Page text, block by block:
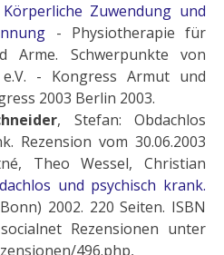
Körperliche Zuwendung und
- Physiotherapie für
Arme. Schwerpunkte von
- Kongress Armut und
2003 Berlin 2003.
, Stefan: Obdachlos
Rezension vom 30.06.2003
Theo Wessel, Christian
und psychisch krank.
2002. 220 Seiten. ISBN
Rezensionen unter
496.php,